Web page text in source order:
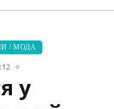
/МОДА
у